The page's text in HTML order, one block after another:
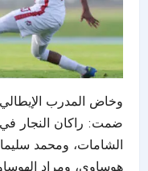
وخاض المدرب الإيطالي
ضمت: راكان النجار
الشامات، ومحمد
هوساوي، ومراد